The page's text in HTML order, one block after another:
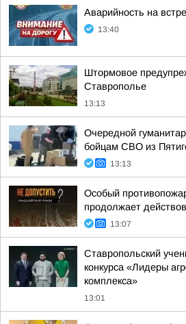
Аварийность на
13:40
Штормовое
Ставрополье
13:13
Очередной
бойцам СВО из
13:13
Особый
продолжает
13:07
Ставропольский
конкурса «Лидеры
комплекса»
13:01